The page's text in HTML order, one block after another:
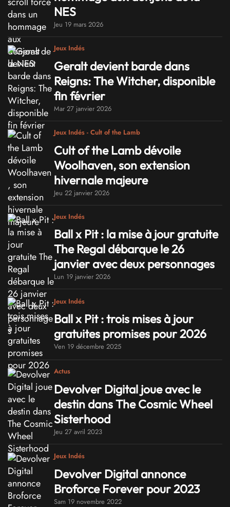
NES
Jeu 19 mars 2026
Jeux Indés
Geralt devient barde dans
Reigns: The Witcher, disponible
fin février
Mar 27 janvier 2026
Jeux Indés - Cult of the Lamb
Cult of the Lamb dévoile
Woolhaven, son extension
hivernale majeure
Jeu 22 janvier 2026
Jeux Indés
Ball x Pit : la mise à jour gratuite
The Regal débarque le 26
janvier avec deux personnages
Lun 19 janvier 2026
Jeux Indés
Ball x Pit : trois mises à jour
gratuites promises pour 2026
Ven 19 décembre 2025
Actus
Devolver Digital joue avec le
destin dans The Cosmic Wheel
Sisterhood
Jeu 27 avril 2023
Jeux Indés
Devolver Digital annonce
Broforce Forever pour 2023
Sam 19 novembre 2022